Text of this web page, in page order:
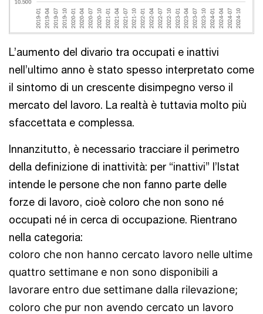
L’aumento del divario tra occupati e inattivi
nell’ultimo anno è stato spesso interpretato come
il sintomo di un crescente disimpegno verso il
mercato del lavoro. La realtà è tuttavia molto più
sfaccettata e complessa.
Innanzitutto, è necessario tracciare il perimetro
della definizione di inattività: per “inattivi” l’Istat
intende le persone che non fanno parte delle
forze di lavoro, cioè coloro che non sono né
occupati né in cerca di occupazione. Rientrano
nella categoria:
coloro che non hanno cercato lavoro nelle ultime
quattro settimane e non sono disponibili a
lavorare entro due settimane dalla rilevazione;
coloro che pur non avendo cercato un lavoro